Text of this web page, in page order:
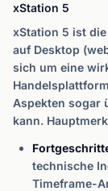
xStation 5
xStation 5 ist
auf Desktop
sich um eine
Aspekten sogar
kann.
technische
Timeframe-